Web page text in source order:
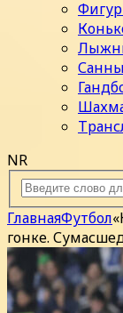
NR
ГлавнаяФутбол
гонке.